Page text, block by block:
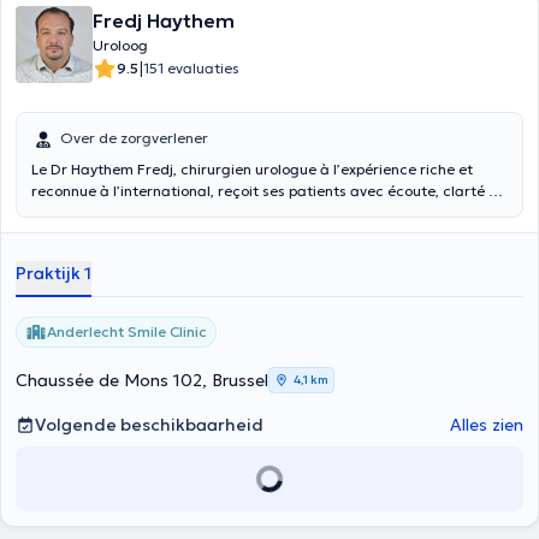
Fredj Haythem
Uroloog
9.5|151 evaluaties
Over de zorgverlener
Le Dr Haythem Fredj, chirurgien urologue à l’expérience riche et
reconnue à l’international, reçoit ses patients avec écoute, clarté et
personnalisée en urologie adulte et pédiatrique : traumatismes de
sexologie, stérilité masculine, incontinence féminine et vessie
neurologique. Son approche met l’accent sur la confiance, la
compréhension des besoins et un accompagnement adapté à
chaque patient.
Praktijk 1
Anderlecht Smile Clinic
Chaussée de Mons 102, Brussel 4,1 km
Volgende beschikbaarheid Alles zien